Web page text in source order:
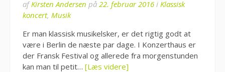
afKirsten Andersen på 22. februar 2016 i Klassisk
koncert, Musik
Er man klassisk musikelsker, er det rigtig godt at
være i Berlin de næste par dage. I Konzerthaus er
der Fransk Festival og allerede fra morgenstunden
kan man til petit… [Læs videre]